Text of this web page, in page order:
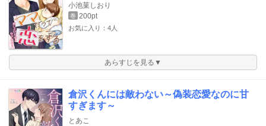
小池菓しおり
巻 200pt
お気に入り：4人
あらすじを見る▼
倉沢くんには敵わない～偽装恋愛なのに甘
すぎます～
とあこ